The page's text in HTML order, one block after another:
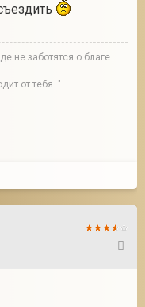
не заботятся о благе
от тебя. "